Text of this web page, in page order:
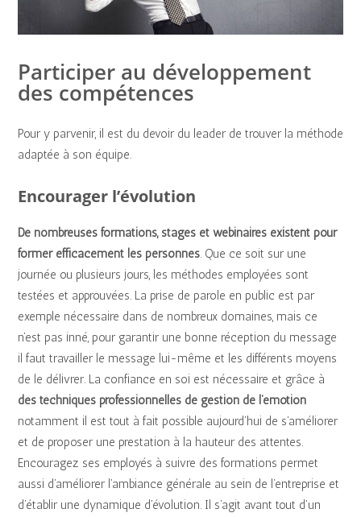
Participer au développement
des compétences
Pour y parvenir, il est du devoir du leader de trouver la méthode
adaptée à son équipe.
Encourager l’évolution
De nombreuses formations, stages et webinaires existent pour
former efficacement les personnes. Que ce soit sur une
journée ou plusieurs jours, les méthodes employées sont
testées et approuvées. La prise de parole en public est par
exemple nécessaire dans de nombreux domaines, mais ce
n’est pas inné, pour garantir une bonne réception du message
il faut travailler le message lui-même et les différents moyens
de le délivrer. La confiance en soi est nécessaire et grâce à
des techniques professionnelles de gestion de l’émotion
notamment il est tout à fait possible aujourd’hui de s’améliorer
et de proposer une prestation à la hauteur des attentes.
Encouragez ses employés à suivre des formations permet
aussi d’améliorer l’ambiance générale au sein de l’entreprise et
d’établir une dynamique d’évolution. Il s’agit avant tout d’un